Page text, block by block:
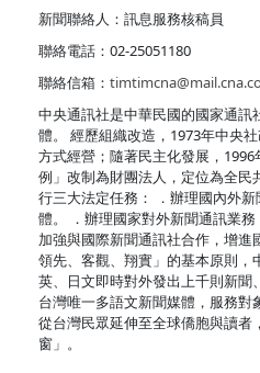
新聞聯絡人：訊息服務核稿員
聯絡電話：02-25051180
聯絡信箱：
中央通訊社是中華民國的國家通
體。 經歷組織改造，1973年中央
方式經營；隨著民主化發展，
例」改制為財團法人，定位為全
行三大法定任務： ．辦理國內外
體。 ．辦理國家對外新聞通訊業
加強與國際新聞通訊社合作，增進
領先、客觀、翔實」的基本原則，
英、日文即時對外發出上千則新聞
台灣唯一多語文新聞媒體，服務對
從台灣民眾延伸至全球僑胞與讀者
窗」。